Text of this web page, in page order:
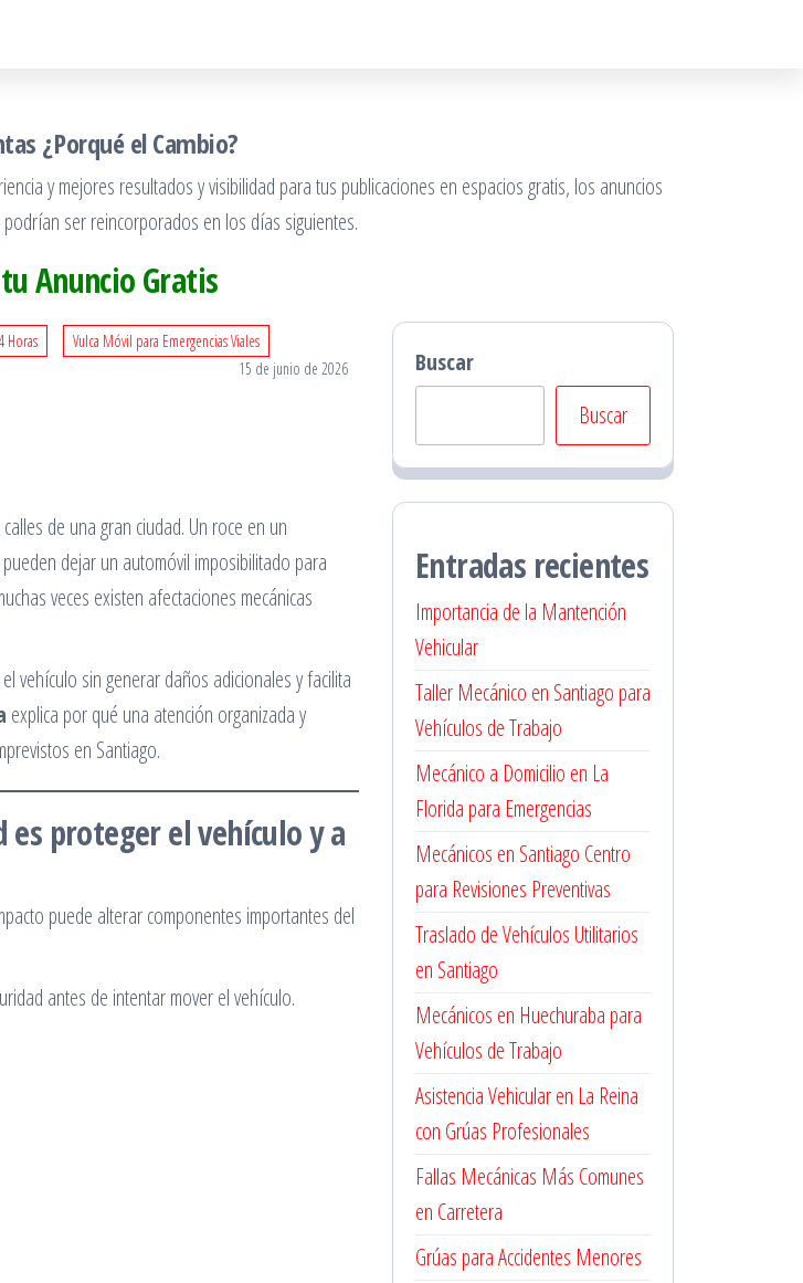
¿Porqué el Cambio?
y mejores resultados y visibilidad para tus publicaciones en espacios gratis, los anuncios
ser reincorporados en los días siguientes.
Anuncio Gratis
Horas
Vulca Móvil para Emergencias Viales
15 de junio de 2026
de una gran ciudad. Un roce en un
dejar un automóvil imposibilitado para
veces existen afectaciones mecánicas
vehículo sin generar daños adicionales y facilita
explica por qué una atención organizada y
en Santiago.
es proteger el vehículo y a
puede alterar componentes importantes del
antes de intentar mover el vehículo.
Buscar
Buscar
Entradas recientes
Importancia de la Mantención
Vehicular
Taller Mecánico en Santiago para
Vehículos de Trabajo
Mecánico a Domicilio en La
Florida para Emergencias
Mecánicos en Santiago Centro
para Revisiones Preventivas
Traslado de Vehículos Utilitarios
en Santiago
Mecánicos en Huechuraba para
Vehículos de Trabajo
Asistencia Vehicular en La Reina
con Grúas Profesionales
Fallas Mecánicas Más Comunes
en Carretera
Grúas para Accidentes Menores